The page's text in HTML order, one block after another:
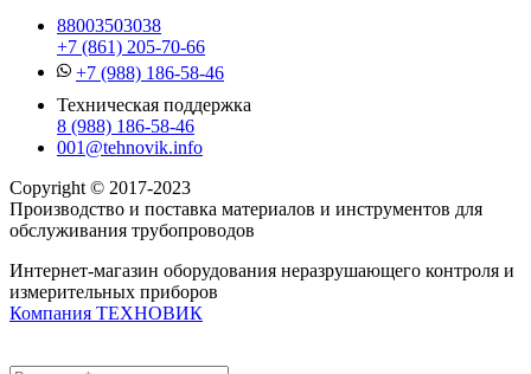
88003503038
+7 (861) 205-70-66
+7 (988) 186-58-46
Техническая поддержка
8 (988) 186-58-46
001@tehnovik.info
Copyright © 2017-2023
Производство и поставка материалов и инструментов для
обслуживания трубопроводов
Интернет-магазин оборудования неразрушающего контроля и
измерительных приборов
Компания ТЕХНОВИК